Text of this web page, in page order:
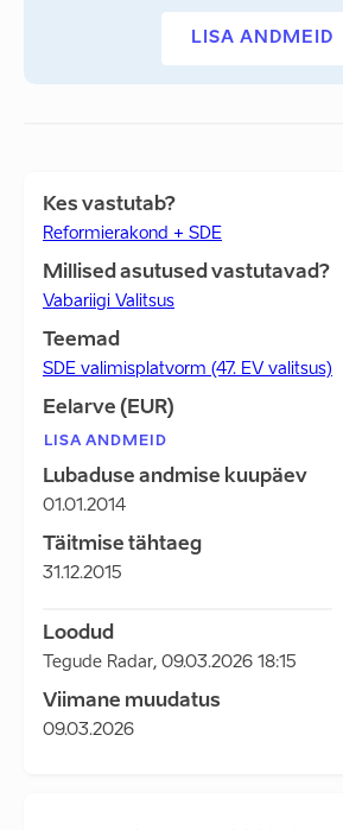
LISA ANDMEID
Kes vastutab?
Reformierakond + SDE
Millised asutused vastutavad?
Vabariigi Valitsus
Teemad
SDE valimisplatvorm (47. EV valitsus)
Eelarve (EUR)
LISA ANDMEID
Lubaduse andmise kuupäev
01.01.2014
Täitmise tähtaeg
31.12.2015
Loodud
Tegude Radar, 09.03.2026 18:15
Viimane muudatus
09.03.2026